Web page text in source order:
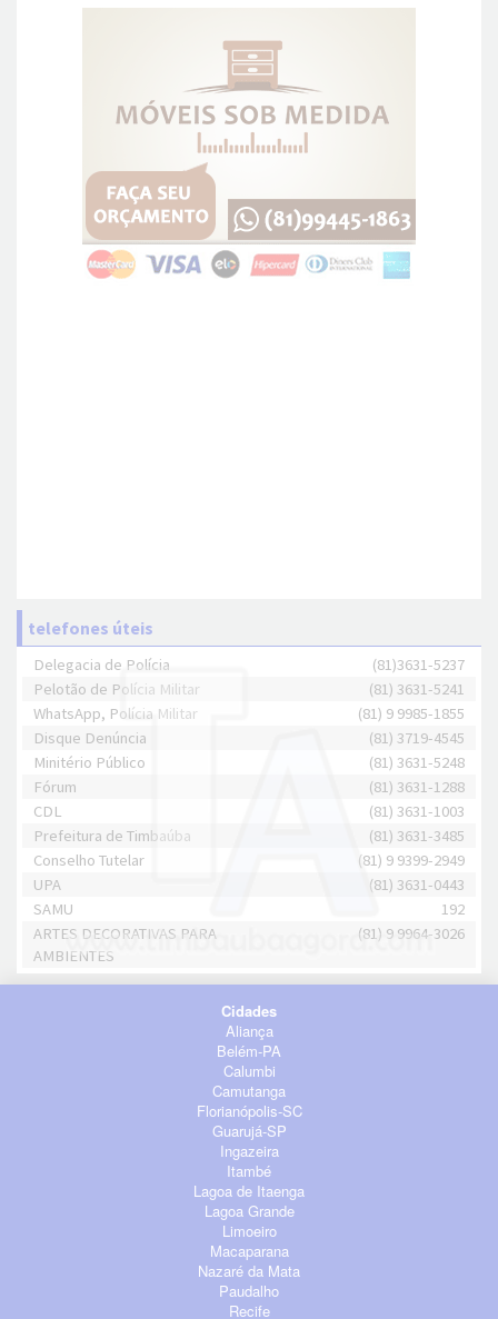
telefones úteis
Delegacia de Polícia
(81)3631-5237
Pelotão de Polícia Militar
(81) 3631-5241
WhatsApp, Polícia Militar
(81) 9 9985-1855
Disque Denúncia
(81) 3719-4545
Minitério Público
(81) 3631-5248
Fórum
(81) 3631-1288
CDL
(81) 3631-1003
Prefeitura de Timbaúba
(81) 3631-3485
Conselho Tutelar
(81) 9 9399-2949
UPA
(81) 3631-0443
SAMU
192
ARTES DECORATIVAS PARA
AMBIENTES
(81) 9 9964-3026
Cidades
Aliança
Belém-PA
Calumbi
Camutanga
Florianópolis-SC
Guarujá-SP
Ingazeira
Itambé
Lagoa de Itaenga
Lagoa Grande
Limoeiro
Macaparana
Nazaré da Mata
Paudalho
Recife